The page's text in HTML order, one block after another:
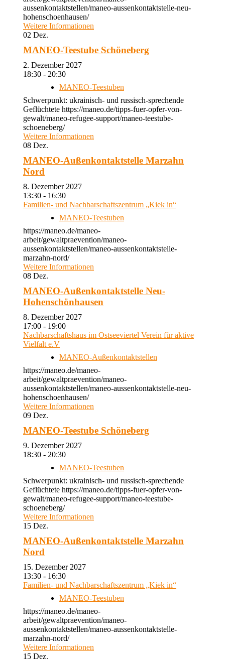
aussenkontaktstellen/maneo-aussenkontaktstelle-neu-
hohenschoenhausen/
Weitere Informationen
02 Dez.
MANEO-Teestube Schöneberg
2. Dezember 2027
18:30 - 20:30
MANEO-Teestuben
Schwerpunkt: ukrainisch- und russisch-sprechende
Geflüchtete https://maneo.de/tipps-fuer-opfer-von-
gewalt/maneo-refugee-support/maneo-teestube-
schoeneberg/
Weitere Informationen
08 Dez.
MANEO-Außenkontaktstelle Marzahn
Nord
8. Dezember 2027
13:30 - 16:30
Familien- und Nachbarschaftszentrum „Kiek in“
MANEO-Teestuben
https://maneo.de/maneo-
arbeit/gewaltpraevention/maneo-
aussenkontaktstellen/maneo-aussenkontaktstelle-
marzahn-nord/
Weitere Informationen
08 Dez.
MANEO-Außenkontaktstelle Neu-
Hohenschönhausen
8. Dezember 2027
17:00 - 19:00
Nachbarschaftshaus im Ostseeviertel Verein für aktive
Vielfalt e.V
MANEO-Außenkontaktstellen
https://maneo.de/maneo-
arbeit/gewaltpraevention/maneo-
aussenkontaktstellen/maneo-aussenkontaktstelle-neu-
hohenschoenhausen/
Weitere Informationen
09 Dez.
MANEO-Teestube Schöneberg
9. Dezember 2027
18:30 - 20:30
MANEO-Teestuben
Schwerpunkt: ukrainisch- und russisch-sprechende
Geflüchtete https://maneo.de/tipps-fuer-opfer-von-
gewalt/maneo-refugee-support/maneo-teestube-
schoeneberg/
Weitere Informationen
15 Dez.
MANEO-Außenkontaktstelle Marzahn
Nord
15. Dezember 2027
13:30 - 16:30
Familien- und Nachbarschaftszentrum „Kiek in“
MANEO-Teestuben
https://maneo.de/maneo-
arbeit/gewaltpraevention/maneo-
aussenkontaktstellen/maneo-aussenkontaktstelle-
marzahn-nord/
Weitere Informationen
15 Dez.